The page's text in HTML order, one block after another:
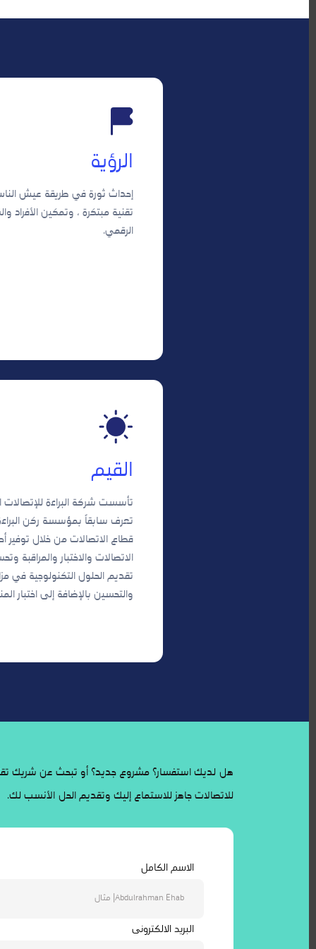
الرؤية
إحداث ثورة في طريقة عيش
تقنية مبتكرة ، وتمكين الأفراد
الرقمي.
القيم
تعرف سابقاً بمؤسسة ركن
قطاع الاتصالات من خلال توفير
الاتصالات والاختبار
تقديم الحلول التكنولوجية في
والتحسين بالإضافة إلى اختبار
هل لديك استفسار؟ مشروع جديد؟ أو تبحث عن شريك
للاتصالات جاهز للاستماع إليك وتقديم الحل الأنسب لك.
الاسم الكامل
البريد الالكترونى